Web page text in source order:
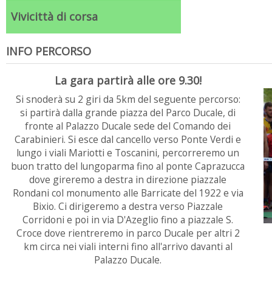
Vivicittà di corsa
INFO PERCORSO
La gara partirà alle ore 9.30!
Si snoderà su 2 giri da 5km del seguente percorso:
si partirà dalla grande piazza del Parco Ducale, di
fronte al Palazzo Ducale sede del Comando dei
Carabinieri. Si esce dal cancello verso Ponte Verdi e
lungo i viali Mariotti e Toscanini, percorreremo un
buon tratto del lungoparma fino al ponte Caprazucca
dove gireremo a destra in direzione piazzale
Rondani col monumento alle Barricate del 1922 e via
Bixio. Ci dirigeremo a destra verso Piazzale
Corridoni e poi in via D'Azeglio fino a piazzale S.
Croce dove rientreremo in parco Ducale per altri 2
km circa nei viali interni fino all'arrivo davanti al
Palazzo Ducale.